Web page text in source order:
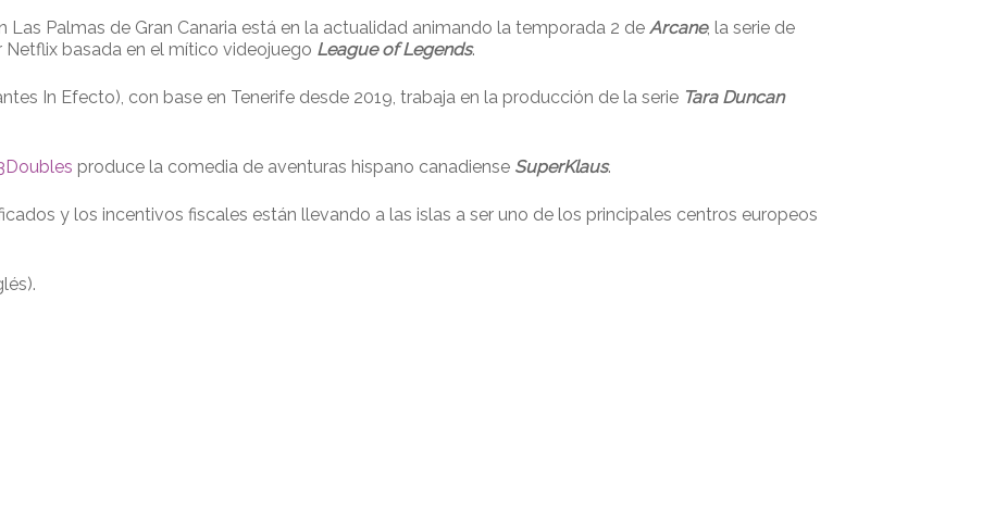
Las Palmas de Gran Canaria está en la actualidad animando la temporada 2 de Arcane, la serie de
basada en el mítico videojuego League of Legends.
In Efecto), con base en Tenerife desde 2019, trabaja en la producción de la serie Tara Duncan
produce la comedia de aventuras hispano canadiense SuperKlaus.
y los incentivos fiscales están llevando a las islas a ser uno de los principales centros europeos